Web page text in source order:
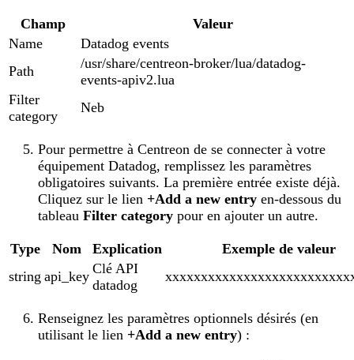
Champ
Valeur
Name
Datadog events
Path
/usr/share/centreon-broker/lua/datadog-
events-apiv2.lua
Filter
category
Neb
Pour permettre à Centreon de se connecter à votre
équipement Datadog, remplissez les paramètres
obligatoires suivants. La première entrée existe déjà.
Cliquez sur le lien +Add a new entry en-dessous du
tableau Filter category pour en ajouter un autre.
Type Nom Explication
Exemple de valeur
string api_key Clé API
datadog
Renseignez les paramètres optionnels désirés (en
utilisant le lien +Add a new entry) :